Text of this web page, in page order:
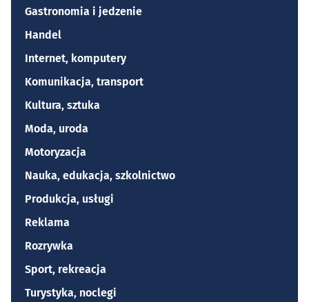
Gastronomia i jedzenie
Handel
Internet, komputery
Komunikacja, transport
Kultura, sztuka
Moda, uroda
Motoryzacja
Nauka, edukacja, szkolnictwo
Produkcja, usługi
Reklama
Rozrywka
Sport, rekreacja
Turystyka, noclegi